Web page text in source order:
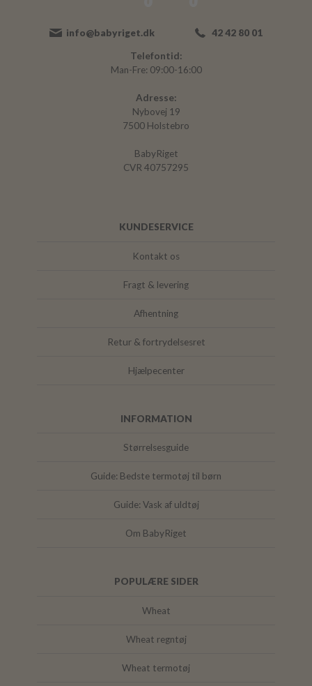
info@babyriget.dk 42 42 80 01
Telefontid:
Man-Fre: 09:00-16:00
Adresse:
Nybovej 19
7500 Holstebro
BabyRiget
CVR 40757295
KUNDESERVICE
Kontakt os
Fragt & levering
Afhentning
Retur & fortrydelsesret
Hjælpecenter
INFORMATION
Størrelsesguide
Guide: Bedste termotøj til børn
Guide: Vask af uldtøj
Om BabyRiget
POPULÆRE SIDER
Wheat
Wheat regntøj
Wheat termotøj